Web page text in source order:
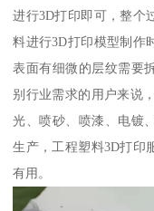
进行3D打印即可，整个
料进行3D打印模型制作
表面有细微的层纹需要
别行业需求的用户来说
光、喷砂、喷漆、电镀
生产，工程塑料3D打印
有用。